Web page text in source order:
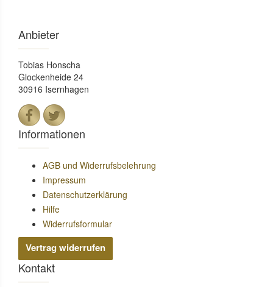
Anbieter
Tobias Honscha
Glockenheide 24
30916 Isernhagen
Informationen
AGB und Widerrufsbelehrung
Impressum
Datenschutzerklärung
Hilfe
Widerrufsformular
Vertrag widerrufen
Kontakt